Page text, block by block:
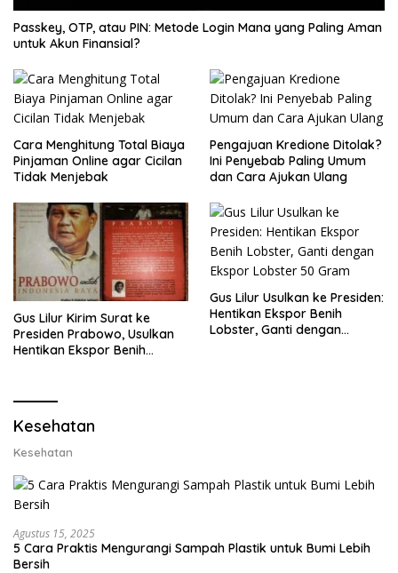
Passkey, OTP, atau PIN: Metode Login Mana yang Paling Aman
untuk Akun Finansial?
Cara Menghitung Total Biaya
Pinjaman Online agar Cicilan
Tidak Menjebak
Pengajuan Kredione Ditolak?
Ini Penyebab Paling Umum
dan Cara Ajukan Ulang
Gus Lilur Kirim Surat ke
Presiden Prabowo, Usulkan
Hentikan Ekspor Benih
Gus Lilur Usulkan ke Presiden:
Hentikan Ekspor Benih
Lobster, Ganti dengan
Kesehatan
Kesehatan
Agustus 15, 2025
5 Cara Praktis Mengurangi Sampah Plastik untuk Bumi Lebih
Bersih